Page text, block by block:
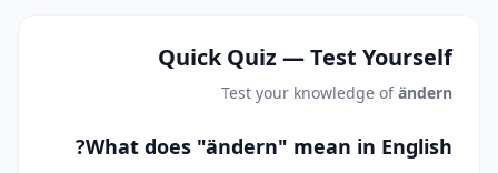
Quick Quiz — Test Yourself
Test your knowledge ofändern
What does "ändern" mean in English?